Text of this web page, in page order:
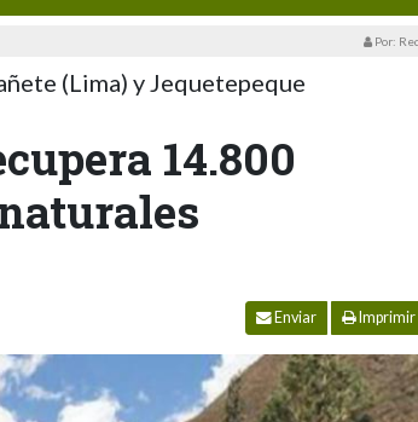
Por:
(Lima) y Jequetepeque
14.800
Enviar Imprimir